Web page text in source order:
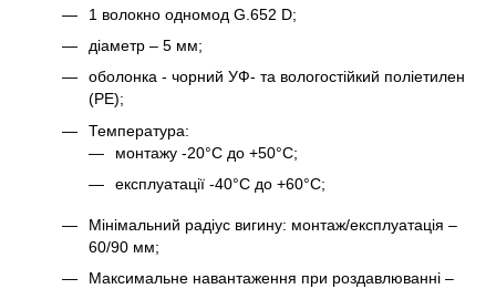
1 волокно одномод G.652 D;
діаметр – 5 мм;
оболонка - чорний УФ- та вологостійкий поліетилен
(PE);
Температура:
монтажу -20°C до +50°C;
експлуатації -40°C до +60°C;
Мінімальний радіус вигину: монтаж/експлуатація –
60/90 мм;
Максимальне навантаження при роздавлюванні –